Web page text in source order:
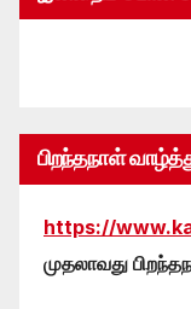
பிறந்தநாள்
https://
முதலாவது